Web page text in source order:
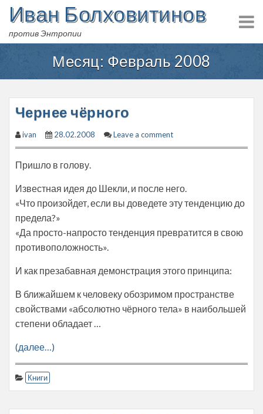
Skip
content
Иван Болховитинов
против Энтропии
Месяц: Февраль 2008
Чернее чёрного
ivan 28.02.2008 Leave a comment
Пришло в голову.
Известная идея до Шекли, и после него.
«Что произойдет, если вы доведете эту тенденцию до
предела?»
«Да просто-напросто тенденция превратится в свою ​
противоположность».
И как презабавная демонстрация этого принципа:
В ближайшем к человеку обозримом пространстве
свойствами «абсолютно чёрного тела» в наибольшей
степени обладает …
(далее…)
Книги